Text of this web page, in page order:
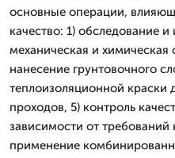
основные операции,
качество: 1) обследование
механическая и химическая
нанесение грунтовочного
теплоизоляционной краски
проходов, 5) контроль
зависимости от
применение